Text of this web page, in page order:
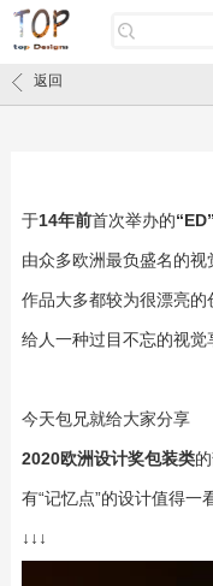
返回
于14年前首次举办的
由众多欧洲最负盛名的
作品大多都较为很漂亮的
给人一种过目不忘的视觉
今天包兄就给大家分享
2020欧洲设计奖包装类
有“记忆点”的设计值得一
↓↓↓